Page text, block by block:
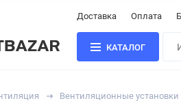
Доставка Оплата
КАТАЛОГ
Вентиляционные установки